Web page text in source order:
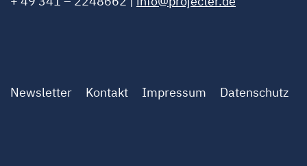
Newsletter Kontakt Impressum Datenschutz